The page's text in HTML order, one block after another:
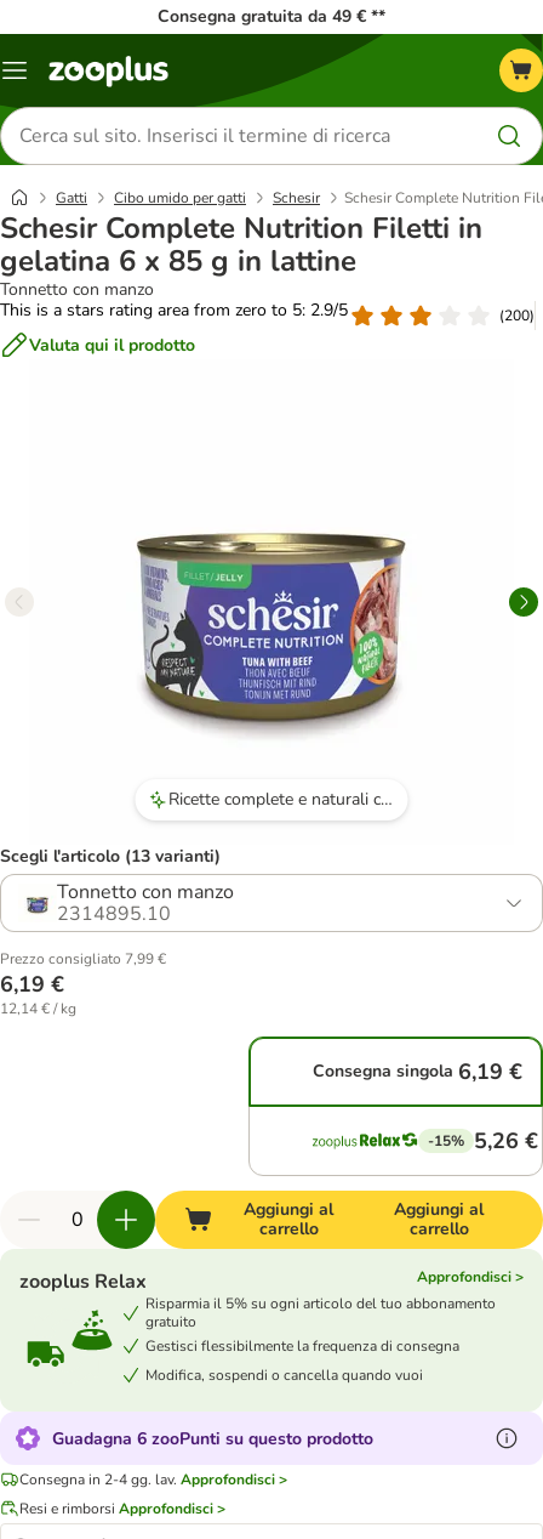
Consegna gratuita da 49 € **
Overview
Cerca
prodotti
Gatti Cibo umido per gatti Schesir Schesir Complete Nutrition
Schesir Complete Nutrition Filetti in
gelatina 6 x 85 g in lattine
Tonnetto con manzo
This is a stars rating area from zero to 5: 2.9/5
(200)
Valuta qui il prodotto
Ricette complete e naturali che offrono proteine animali senza derivati.
Scegli l'articolo (13 varianti)
Tonnetto con manzo
2314895.10
Prezzo consigliato 7,99 €
6,19 €
12,14 € / kg
Consegna singola 6,19 €
-15% 5,26 €
Aggiungi al
carrello
Aggiungi al
carrello
zooplus Relax
Approfondisci >
Risparmia il 5% su ogni articolo del tuo abbonamento
gratuito
Gestisci flessibilmente la frequenza di consegna
Modifica, sospendi o cancella quando vuoi
Guadagna 6 zooPunti su questo prodotto
Consegna in 2-4 gg. lav. Approfondisci >
Resi e rimborsi Approfondisci >